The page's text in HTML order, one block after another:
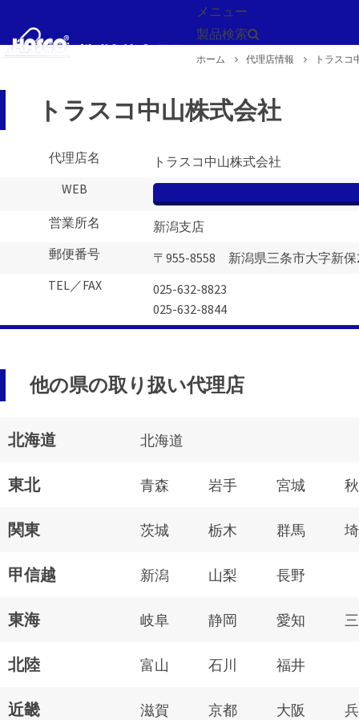
メニュー
製品検索
ホーム 代理店情報 トラスコ
トラスコ中山株式会社
代理店名
トラスコ中山株式会社
WEB
営業所名
新潟支店
郵便番号
〒955-8558 新潟県三条市大字新保
TEL／FAX
025-632-8823
025-632-8844
他の県の取り扱い代理店
北海道 北海道
東北 青森 岩手 宮城
関東 茨城 栃木 群馬
甲信越 新潟 山梨 長野
東海 岐阜 静岡 愛知
北陸 富山 石川 福井
近畿 滋賀 京都 大阪